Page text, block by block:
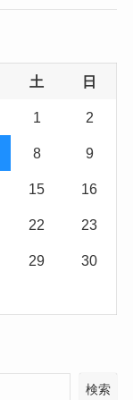
土 日
1 2
8 9
15 16
22 23
29 30
検索